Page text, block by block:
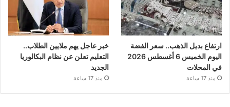
ارتفاع بديل الذهب.. سعر الفضة
اليوم الخميس 6 أغسطس 2026
في المحلات
منذ 17 ساعة
خبر عاجل يهم ملايين الطلاب..
التعليم تعلن عن نظام البكالوريا
الجديد
منذ 17 ساعة